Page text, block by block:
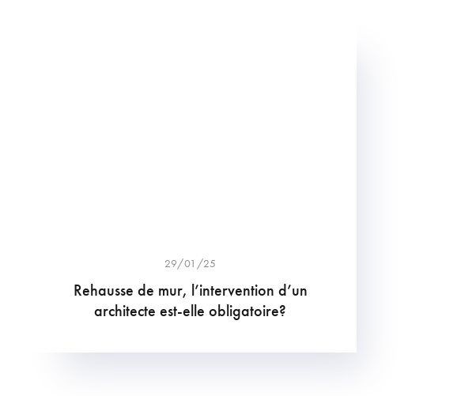
29/01/25
Rehausse de mur, l’intervention d’un
architecte est-elle obligatoire?